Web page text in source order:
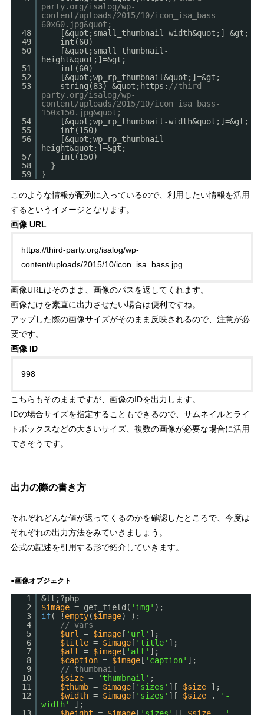
party.org/isalog/wp-
content/uploads/2015/10/icon_isa_bass-
60x60.jpg&quot;
48
[&quot;small_thumbnail-width&quot;]=&gt;
49
int(60)
50
[&quot;small_thumbnail-
height&quot;]=&gt;
51
int(60)
52
[&quot;wp_rp_thumbnail&quot;]=&gt;
53
string(83) &quot;https: //third-
party.org/isalog/wp-
content/uploads/2015/10/icon_isa_bass-
150x150.jpg&quot;
54
[&quot;wp_rp_thumbnail-width&quot;]=&gt;
55
int(150)
56
[&quot;wp_rp_thumbnail-
height&quot;]=&gt;
57
int(150)
58
}
59
}
このような情報が配列に入っているので、利用したい情報を活用
するというイメージとなります。
画像 URL
https://third-party.org/isalog/wp-
content/uploads/2015/10/icon_isa_bass.jpg
画像URLはそのまま、画像のパスを返してくれます。
画像だけを素直に出力させたい場合は便利 ですね。
アップした際の画像サイズがそのまま反映されるので、注意が必
要です。
画像 ID
998
こちらもそのままですが、画像のIDを出力します。
IDの場合サイズを指定することもできるので、サムネイルとライ
トボックスなどの大きいサイズ、複数の画像が必要な場合に活用
できそうです。
出力の際の書き方
それぞれどんな値が返ってくるのかを確認したところで、今度は
それぞれの出力方法をみていきましょう。
公式の記述を引用する形で紹介していきます。
●画像オブジェクト
1
&lt;?php
2
$image = get_field( 'img' );
3
if( ! empty($image) ):
4
// vars
5
$url = $image[ 'url' ];
6
$title = $image[ 'title' ];
7
$alt = $image[ 'alt' ];
8
$caption = $image[ 'caption' ];
9
// thumbnail
10
$size = 'thumbnail' ;
11
$thumb = $image[ 'sizes' ][ $size
];
12
$width = $image[ 'sizes' ][ $size .
'-
width'
];